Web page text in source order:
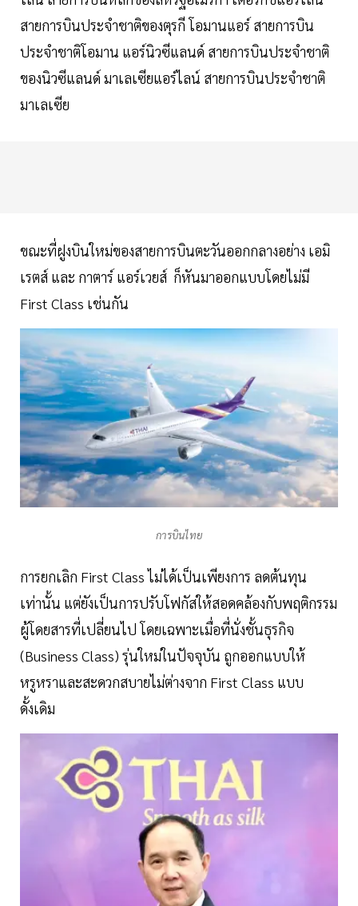
สายการบินประจำชาติของตุรกี โอมานแอร์ สายการบิน
ประจำชาติโอมาน แอร์นิวซีแลนด์ สายการบินประจำชาติ
ของนิวซีแลนด์ มาเลเซียแอร์ไลน์ สายการบินประจำชาติ
มาเลเซีย
ขณะที่ฝูงบินใหม่ของสายการบินตะวันออกกลางอย่าง เอมิ
เรตส์ และ กาตาร์ แอร์เวยส์ ก็หันมาออกแบบโดยไม่มี
First Class เช่นกัน
การบินไทย
การยกเลิก First Class ไม่ได้เป็นเพียงการ ลดต้นทุน
เท่านั้น แต่ยังเป็นการปรับโฟกัสให้สอดคล้องกับพฤติกรรม
ผู้โดยสารที่เปลี่ยนไป โดยเฉพาะเมื่อที่นั่งชั้นธุรกิจ
(Business Class) รุ่นใหม่ในปัจจุบัน ถูกออกแบบให้
หรูหราและสะดวกสบายไม่ต่างจาก First Class แบบ
ดั้งเดิม